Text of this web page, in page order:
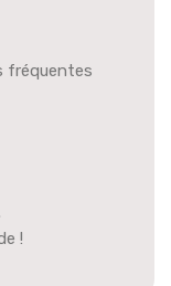
fréquentes
!